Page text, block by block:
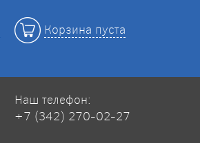
Корзина пуста
Наш телефон:
+7 (342) 270-02-27